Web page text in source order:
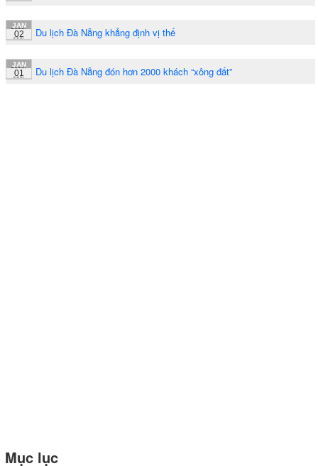
JAN
02 Du lịch Đà Nẵng khẳng định vị thế
JAN
01 Du lịch Đà Nẵng đón hơn 2000 khách “xông đất”
Mục lục